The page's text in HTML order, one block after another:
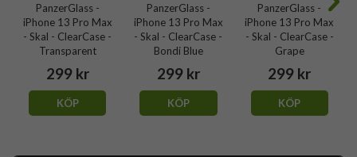
PanzerGlass -
iPhone 13 Pro Max
- Skal - ClearCase -
Transparent
299 kr
KÖP
PanzerGlass -
iPhone 13 Pro Max
- Skal - ClearCase -
Bondi Blue
299 kr
KÖP
PanzerGlass -
iPhone 13 Pro Max
- Skal - ClearCase -
Grape
299 kr
KÖP